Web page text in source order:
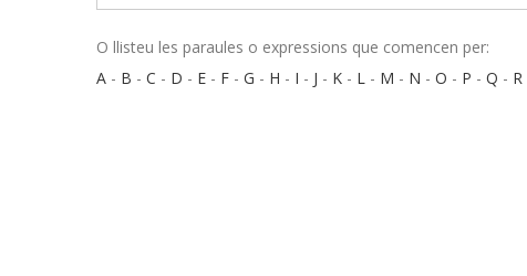
O llisteu les paraules o expressions que comencen per:
A - B - C - D - E - F - G - H - I - J - K - L - M - N - O - P - Q - R